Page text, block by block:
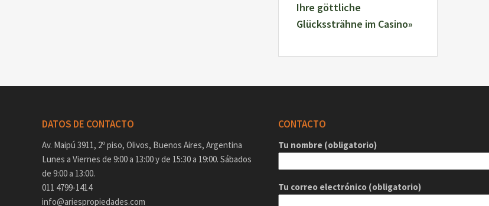
Ihre göttliche
Glückssträhne im Casino»
DATOS DE CONTACTO
Av. Maipú 3911, 2º piso, Olivos, Buenos Aires, Argentina
Lunes a Viernes de 9:00 a 13:00 y de 15:30 a 19:00. Sábados
de 9:00 a 13:00.
011 4799-1414
info@ariespropiedades.com
CONTACTO
Tu nombre (obligatorio)
Tu correo electrónico (obligatorio)